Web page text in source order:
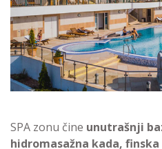
SPA zonu čine unutrašnji
hidromasažna kada,